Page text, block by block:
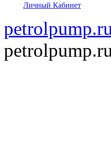
Личный Кабинет